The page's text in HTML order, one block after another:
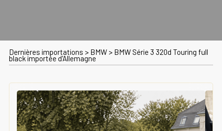
Dernières importations > BMW> BMW Série 3 320d Touring full
black importée d'Allemagne